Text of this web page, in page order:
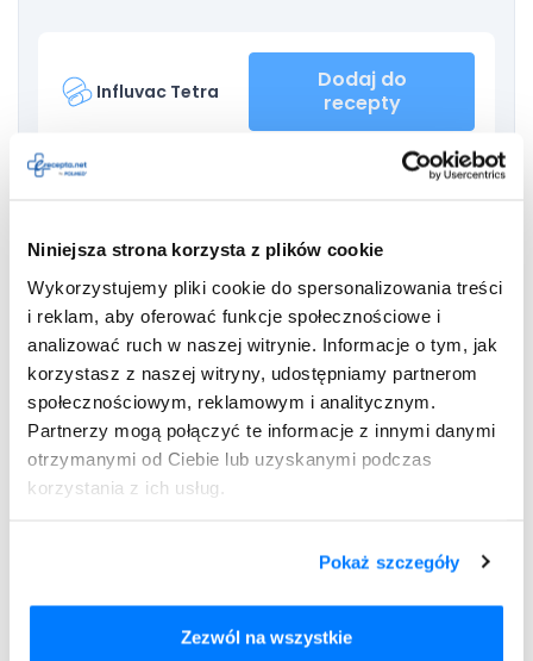
Niniejsza strona korzysta z plików cookie
Wykorzystujemy pliki cookie do spersonalizowania treści
i reklam, aby oferować funkcje społecznościowe i
analizować ruch w naszej witrynie. Informacje o tym, jak
korzystasz z naszej witryny, udostępniamy partnerom
społecznościowym, reklamowym i analitycznym.
Partnerzy mogą połączyć te informacje z innymi danymi
otrzymanymi od Ciebie lub uzyskanymi podczas
korzystania z ich usług.
Pokaż szczegóły
Zezwól na wszystkie
Influvac Tetra
Dodaj do
recepty
szyi, twarz, ust, języka i gardła, trudności w przełykaniu,
trudności w oddychaniu);
ciężkie reakcje alergiczne;
wstrząs (niskie ciśnienie krwi, płytki i przyspieszony
oddech, zimna, wilgotna skóra, przyspieszona praca
serca,
zawroty głowy , omdlenia).
Ponadto po podaniu szczepionki Influvac Tetra
obserwowano takie działania niepożądane jak m.in.: